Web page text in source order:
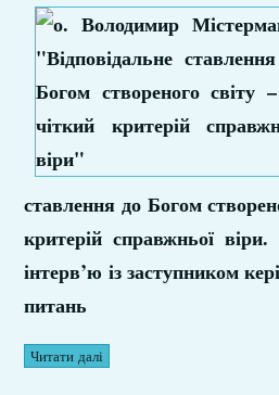
ставлення до Богом
критерій справжньої
інтерв’ю із заступником
питань
Читати далі